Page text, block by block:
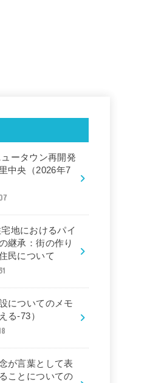
ータウン再開発
中央（2026年7
地におけるパイ
継承：街の作り
民について
についてのメモ
る-73）
が言葉として表
ことについての